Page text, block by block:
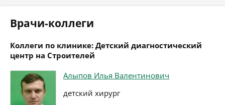
Врачи-коллеги
Коллеги по клинике: Детский диагностический
центр на Строителей
Алыпов Илья Валентинович
детский хирург